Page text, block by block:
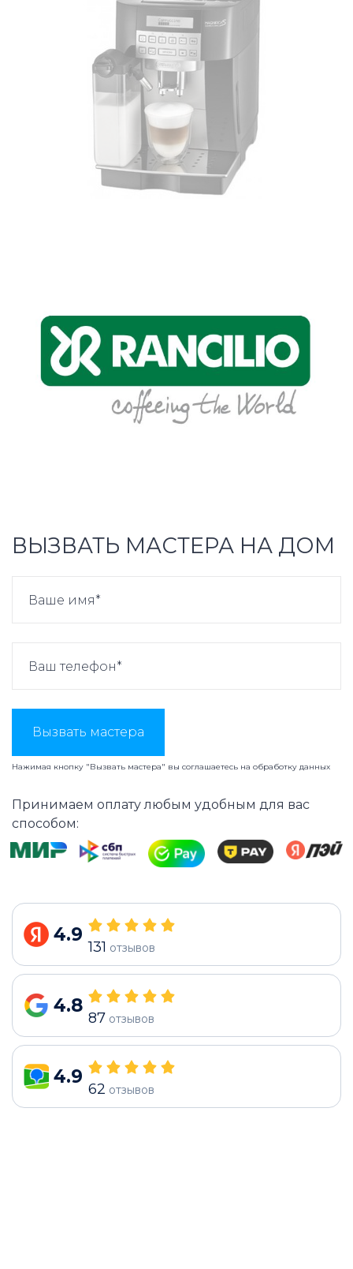
ВЫЗВАТЬ МАСТЕРА НА ДОМ
Вызвать мастера
Нажимая кнопку "Вызвать мастера" вы соглашаетесь на обработку данных
Принимаем оплату любым удобным для вас
способом:
4.9
131 отзывов
4.8
87 отзывов
4.9
62 отзывов